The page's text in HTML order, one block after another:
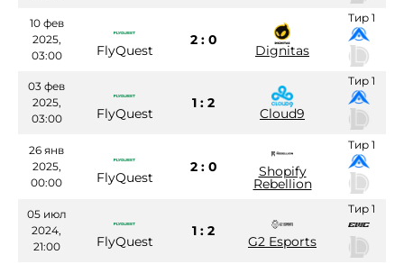
10 фев
2025,
03:00
FlyQuest
2 : 0
Dignitas
Тир 1
03 фев
2025,
03:00
FlyQuest
1 : 2
Cloud9
Тир 1
26 янв
2025,
00:00
FlyQuest
2 : 0 Shopify
Rebellion
Тир 1
05 июл
2024,
21:00
FlyQuest
1 : 2
G2 Esports
Тир 1